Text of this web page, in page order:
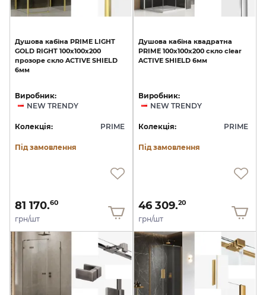
Душова кабіна PRIME LIGHT
GOLD RIGHT 100x100x200
прозоре скло ACTIVE SHIELD
6мм
Виробник:
NEW TRENDY
Колекція: PRIME
Під замовлення
81 170.60
грн/шт
Душова кабіна квадратна
PRIME 100x100x200 скло clear
ACTIVE SHIELD 6мм
Виробник:
NEW TRENDY
Колекція: PRIME
Під замовлення
46 309.20
грн/шт